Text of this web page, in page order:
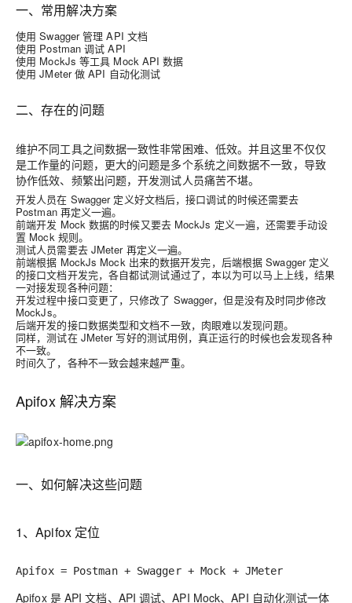
一、常用解决方案
使用 Swagger 管理 API 文档
使用 Postman 调试 API
使用 MockJs 等工具 Mock API 数据
使用 JMeter 做 API 自动化测试
二、存在的问题
维护不同工具之间数据一致性非常困难、低效。并且这里不仅仅
是工作量的问题，更大的问题是多个系统之间数据不一致，导致
协作低效、频繁出问题，开发测试人员痛苦不堪。
开发人员在 Swagger 定义好文档后，接口调试的时候还需要去
Postman 再定义一遍。
前端开发 Mock 数据的时候又要去 MockJs 定义一遍，还需要手动设
置 Mock 规则。
测试人员需要去 JMeter 再定义一遍。
前端根据 MockJs Mock 出来的数据开发完，后端根据 Swagger 定义
的接口文档开发完，各自都试测试通过了，本以为可以马上上线，结果
一对接发现各种问题：
开发过程中接口变更了，只修改了 Swagger，但是没有及时同步修改
MockJs。
后端开发的接口数据类型和文档不一致，肉眼难以发现问题。
同样，测试在 JMeter 写好的测试用例，真正运行的时候也会发现各种
不一致。
时间久了，各种不一致会越来越严重。
Apifox 解决方案
一、如何解决这些问题
1、Apifox 定位
Apifox = Postman + Swagger + Mock + JMeter
Apifox 是 API 文档、API 调试、API Mock、API 自动化测试一体